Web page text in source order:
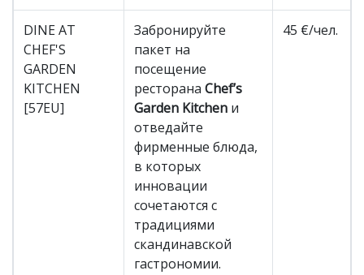
DINE AT
CHEF'S
GARDEN
KITCHEN
[57EU]
Забронируйте
пакет на
посещение
ресторана Chef’s
Garden Kitchen и
отведайте
фирменные блюда,
в которых
инновации
сочетаются с
традициями
скандинавской
гастрономии.
45 €/чел.